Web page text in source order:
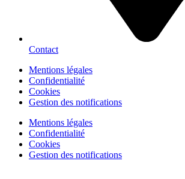
Contact
Mentions légales
Confidentialité
Cookies
Gestion des notifications
Mentions légales
Confidentialité
Cookies
Gestion des notifications